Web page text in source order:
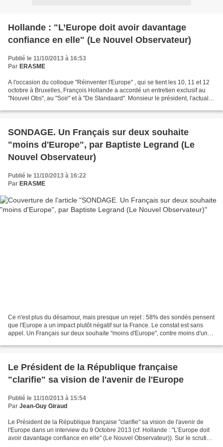
Hollande : "L’Europe doit avoir davantage
confiance en elle" (Le Nouvel Observateur)
Publié le 11/10/2013 à 16:53
Par ERASME
A l'occasion du colloque "Réinventer l'Europe" , qui se tient les 10, 11 et 12
octobre à Bruxelles, François Hollande a accordé un entretien exclusif au
"Nouvel Obs", au "Soir" et à "De Standaard". Monsieur le président, l'actualité
SONDAGE. Un Français sur deux souhaite
"moins d'Europe", par Baptiste Legrand (Le
Nouvel Observateur)
Publié le 11/10/2013 à 16:22
Par ERASME
Ce n'est plus du désamour, mais presque un rejet : 58% des sondés pensent
que l'Europe a un impact plutôt négatif sur la France. Le constat est sans
appel. Un Français sur deux souhaite "moins d'Europe", contre moins d'un
Le Président de la République française
"clarifie" sa vision de l'avenir de l'Europe
Publié le 11/10/2013 à 15:54
Par Jean-Guy Giraud
Le Président de la République française "clarifie" sa vision de l'avenir de
l'Europe dans un interview du 9 Octobre 2013 (cf. Hollande : "L’Europe doit
avoir davantage confiance en elle" (Le Nouvel Observateur)). Sur le scrutin